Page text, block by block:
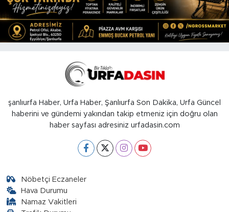
şanlıurfa Haber, Urfa Haber, Şanlıurfa Son Dakika, Urfa Güncel
haberini ve gündemi yakından takip etmeniz için doğru olan
haber sayfası adresiniz urfadasin.com
Nöbetçi Eczaneler
Hava Durumu
Namaz Vakitleri